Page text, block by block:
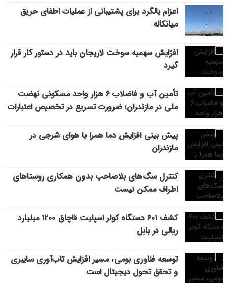
اعزام بالگرد برای پشتیبانی از عملیات اطفای حریق
میانکاله
افزایش سهمیه سوخت لاریجان باید در دستور کار قرار
گیرد
تأمین آب و فاضلاب ۶ هزار واحد مسکونی نهضت
ملی در مازندران؛ ضرورت تسریع در تخصیص اعتبارات
پیش بینی افزایش دما همرا با هوای شرجی در
مازندران
کنترل سگ‌های بلاصاحب بدون همکاری روستاهای
اطراف ممکن نیست
کشف ۶۰۱ دستگاه کولر اسپلیت قاچاق ۱۲۰۰ میلیارد
ریالی در بابل
توسعه فناوری بومی، مسیر افزایش تاب‌آوری سایبری
و تحقق تحول دیجیتال است